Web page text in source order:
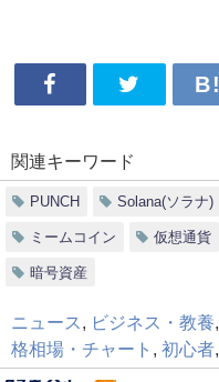
関連キーワード
PUNCH Solana(ソラナ)
ミームコイン 仮想通貨
暗号資産
ニュース , ビジネス・教養,
格相場・チャート , 初心者,